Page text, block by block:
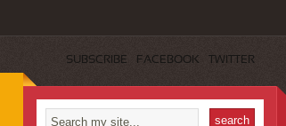
SUBSCRIBE FACEBOOK TWITTER